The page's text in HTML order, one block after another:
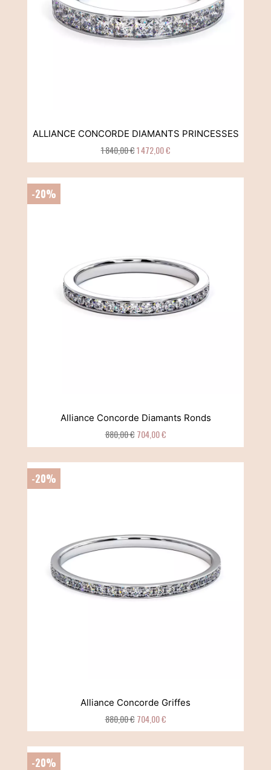
ALLIANCE CONCORDE DIAMANTS PRINCESSES
1 840,00 €1 472,00 €
Alliance Concorde Diamants Ronds
880,00 € 704,00 €
-20%
Alliance Concorde Griffes
880,00 € 704,00 €
-20%
-20%